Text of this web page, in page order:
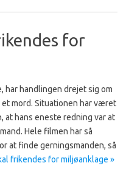
for
har handlingen drejet sig om
mord. Situationen har været
at hans eneste redning var at
Hele filmen har så
at finde gerningsmanden, så
frikendes for miljøanklage »